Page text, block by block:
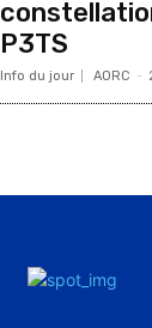
P3TS
Info du jour AORC -